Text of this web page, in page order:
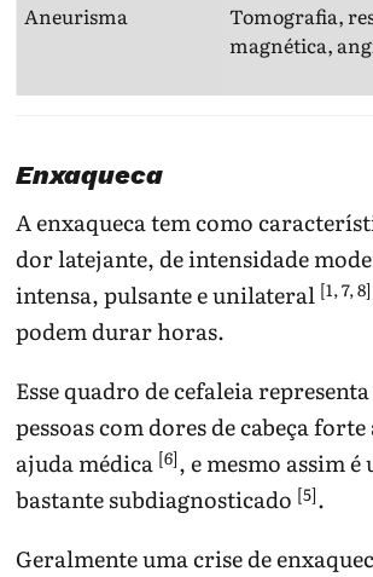
Aneurisma
Tomografia,
magnética,
Enxaqueca
A enxaqueca tem como
dor latejante, de intensidade
intensa, pulsante e unilateral [1, 7, 8]
podem durar horas.
Esse quadro de cefaleia representa
pessoas com dores de cabeça
ajuda médica [6], e mesmo assim
bastante subdiagnosticado [5].
Geralmente uma crise de